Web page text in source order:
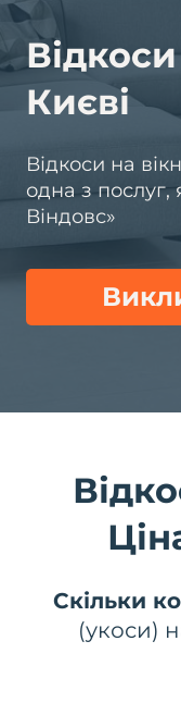
Києві
Відкоси на
одна з послуг,
Віндовс»
Скільки
(укоси)